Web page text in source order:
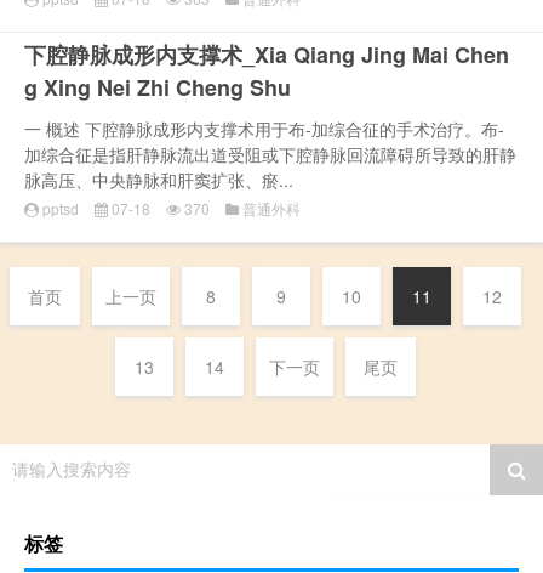
下腔静脉成形内支撑术_Xia Qiang Jing Mai Chen
g Xing Nei Zhi Cheng Shu
一 概述 下腔静脉成形内支撑术用于布-加综合征的手术治疗。布-
加综合征是指肝静脉流出道受阻或下腔静脉回流障碍所导致的肝静
脉高压、中央静脉和肝窦扩张、瘀...
pptsd 07-18 370 普通外科
首页 上一页 8 9 10 11 12
13 14 下一页 尾页
请输入搜索内容
标签